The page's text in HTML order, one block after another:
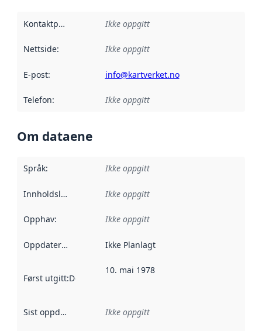
Kontaktpunkt Ikke oppgitt
Nettside: Ikke oppgitt
E-post: info@kartverket.no
Telefon: Ikke oppgitt
Om dataene
Språk: Ikke oppgitt
Innholdsleverandører :
Ikke oppgitt
Opphav: Ikke oppgitt
Oppdateringsfrekvens :
Ikke Planlagt
Først utgitt:Denne datoen sier når dataene i dette
10. mai 1978
Sist oppdatert Ikke oppgitt